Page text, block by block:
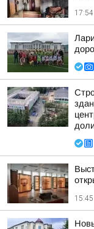
17:54
15:45